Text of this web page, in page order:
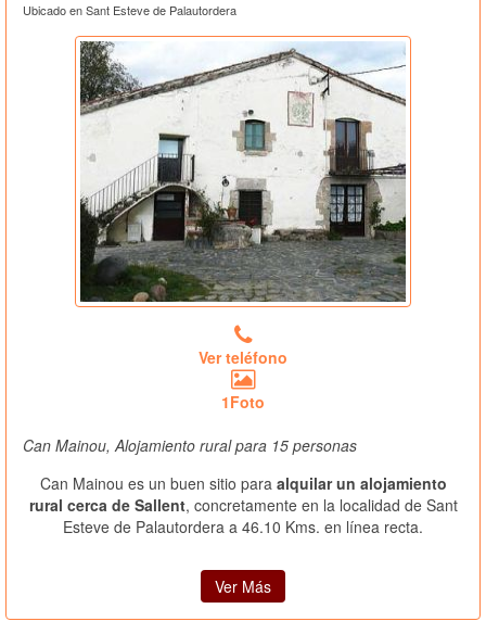
Ubicado en Sant Esteve de Palautordera
Ver teléfono
1Foto
Can Mainou, Alojamiento rural para 15 personas
Can Mainou es un buen sitio para alquilar un alojamiento
rural cerca de Sallent, concretamente en la localidad de Sant
Esteve de Palautordera a 46.10 Kms. en línea recta.
Ver Más